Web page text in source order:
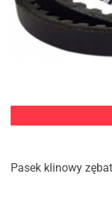
Pasek klinowy